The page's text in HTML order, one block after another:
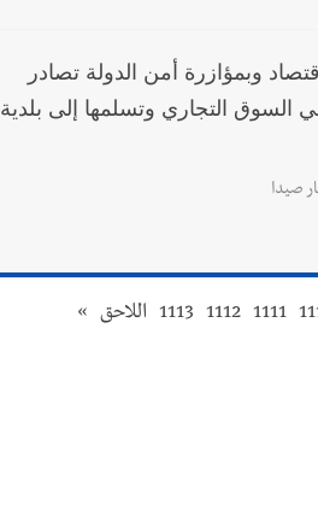
وبمؤازرة أمن الدولة تصادر
التجاري وتسلمها إلى بلدية
صيدا
1111
1112
1113 اللاحق »